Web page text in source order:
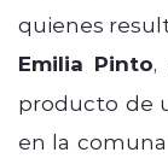
quienes
Emilia Pinto,
producto de
en la